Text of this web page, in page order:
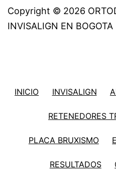
Copyright © 2026
INVISALIGN EN BOGOTA
INICIO INVISALIGN
RETENEDORES
PLACA BRUXISMO
RESULTADOS